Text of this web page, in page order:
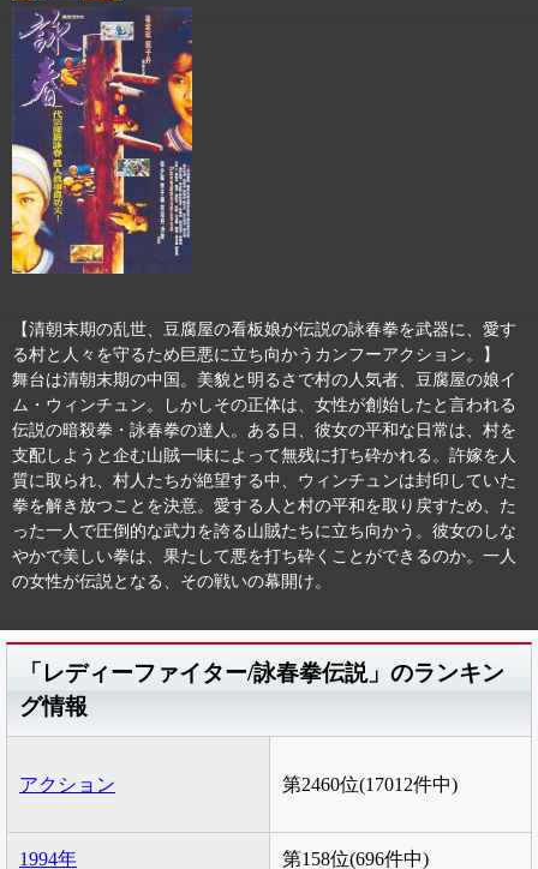
【清朝末期の乱世、豆腐屋の看板娘が伝説の詠春拳を武器に、愛す
る村と人々を守るため巨悪に立ち向かうカンフーアクション。】
舞台は清朝末期の中国。美貌と明るさで村の人気者、豆腐屋の娘イ
ム・ウィンチュン。しかしその正体は、女性が創始したと言われる
伝説の暗殺拳・詠春拳の達人。ある日、彼女の平和な日常は、村を
支配しようと企む山賊一味によって無残に打ち砕かれる。許嫁を人
質に取られ、村人たちが絶望する中、ウィンチュンは封印していた
拳を解き放つことを決意。愛する人と村の平和を取り戻すため、た
った一人で圧倒的な武力を誇る山賊たちに立ち向かう。彼女のしな
やかで美しい拳は、果たして悪を打ち砕くことができるのか。一人
の女性が伝説となる、その戦いの幕開け。
「レディーファイター/詠春拳伝説」のランキン
グ情報
アクション 第2460位(17012件中)
1994年 第158位(696件中)